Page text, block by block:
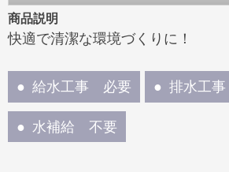
商品説明
快適で清潔な環境づくりに！
給水工事 必要 排水工
水補給 不要